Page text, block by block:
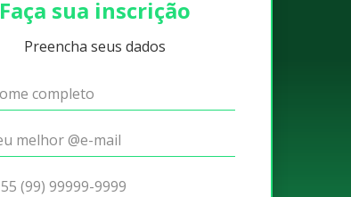
Faça sua inscrição
Preencha seus dados